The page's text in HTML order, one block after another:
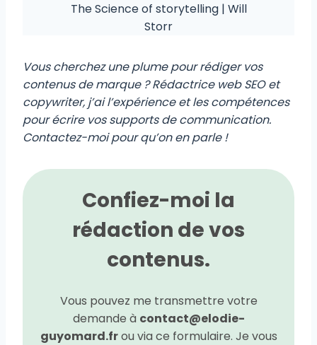
The Science of storytelling | Will
Storr
Vous cherchez une plume pour rédiger vos
contenus de marque ? Rédactrice web SEO et
copywriter, j’ai l’expérience et les compétences
pour écrire vos supports de communication.
Contactez-moi pour qu’on en parle !
Confiez-moi la
rédaction de vos
contenus.
Vous pouvez me transmettre votre
demande à contact@elodie-
guyomard.frou via ce formulaire. Je vous